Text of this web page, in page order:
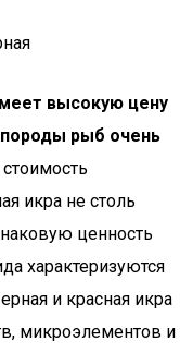
высокую цену
рыб очень
икра не столь
ценность
характеризуются
и красная икра
микроэлементов и